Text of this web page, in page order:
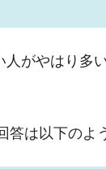
かず飛ばずに終
歴史。松山以前
がやはり多
は以下のよ